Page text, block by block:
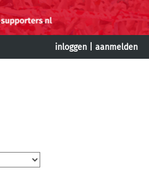
inloggen aanmelden